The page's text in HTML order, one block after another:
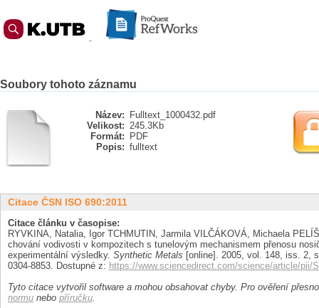
Soubory tohoto záznamu
Název:
Fulltext_1000432.pdf
Velikost: 245.3Kb
Formát:
PDF
Popis: fulltext
Citace ČSN ISO 690:2011
Citace článku v časopise:
RYVKINA, Natalia, Igor TCHMUTIN, Jarmila VILČÁKOVÁ, Michaela
chování vodivosti v kompozitech s tunelovým mechanismem přenosu
experimentální výsledky. Synthetic Metals [online]. 2005, vol. 148, iss. 2,
0304-8853. Dostupné z: https://www.sciencedirect.com/science/article/pii/
Tyto citace vytvořil software a mohou obsahovat chyby. Pro ověření
normu nebo příručku.